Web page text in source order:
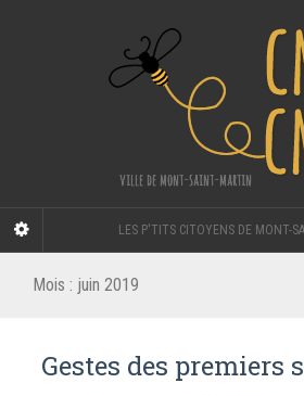
LES P'TITS CITOYENS DE MONT-
Mois : juin 2019
Gestes des premiers